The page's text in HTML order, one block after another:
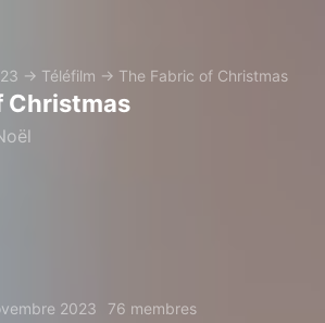
→ Téléfilm → The Fabric of Christmas
Christmas
2023 76 membres